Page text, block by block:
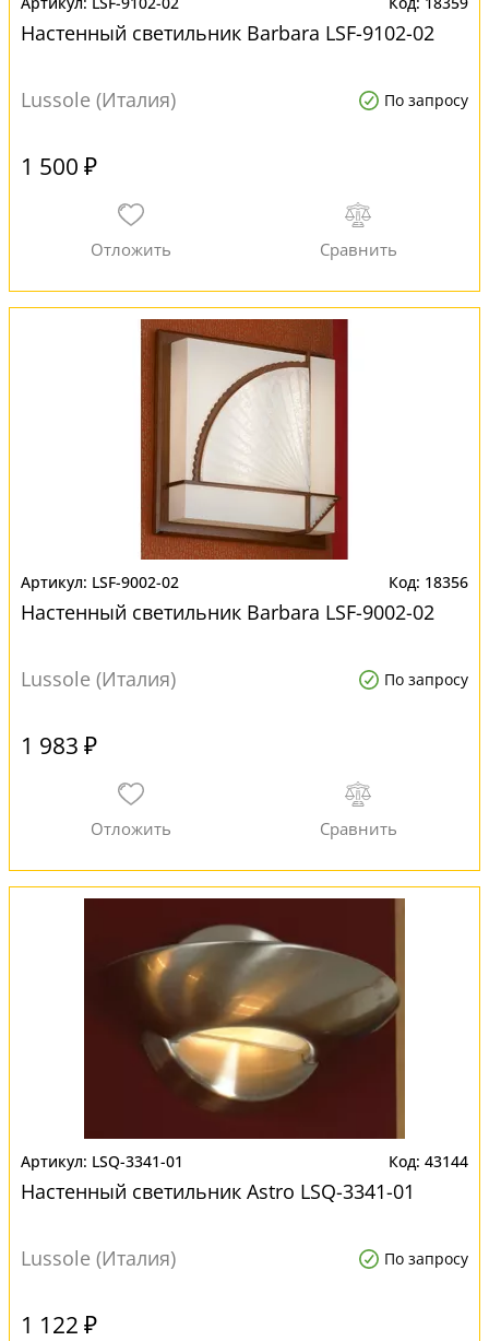
Настенный светильник Barbara LSF-9102-02
Lussole (Италия) По запросу
1 500 ₽
LSF-9002-02 18356
Настенный светильник Barbara LSF-9002-02
Lussole (Италия) По запросу
1 983 ₽
LSQ-3341-01 43144
Настенный светильник Astro LSQ-3341-01
Lussole (Италия) По запросу
1 122 ₽